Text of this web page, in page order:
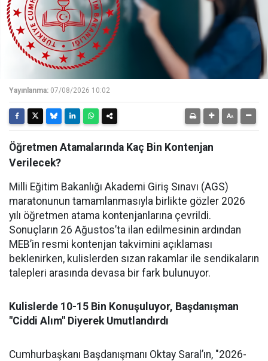
Yayınlanma: 07/08/2026 10:02
Öğretmen Atamalarında Kaç Bin Kontenjan
Verilecek?
Milli Eğitim Bakanlığı Akademi Giriş Sınavı (AGS)
maratonunun tamamlanmasıyla birlikte gözler 2026
yılı öğretmen atama kontenjanlarına çevrildi.
Sonuçların 26 Ağustos’ta ilan edilmesinin ardından
MEB’in resmi kontenjan takvimini açıklaması
beklenirken, kulislerden sızan rakamlar ile sendikaların
talepleri arasında devasa bir fark bulunuyor.
Kulislerde 10-15 Bin Konuşuluyor, Başdanışman
"Ciddi Alım" Diyerek Umutlandırdı
Cumhurbaşkanı Başdanışmanı Oktay Saral’ın, "2026-